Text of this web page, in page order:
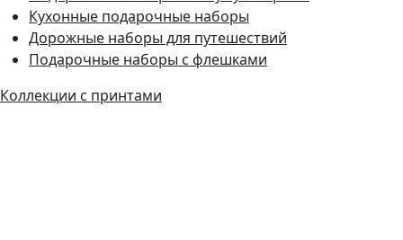
Кухонные подарочные наборы
Дорожные наборы для путешествий
Подарочные наборы с флешками
Коллекции с принтами